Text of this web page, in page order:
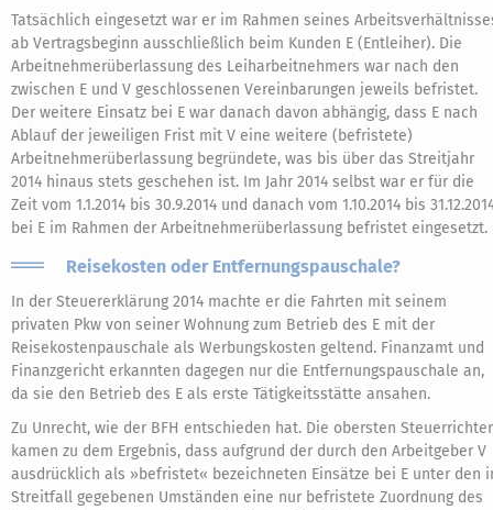
Tatsächlich eingesetzt war er im Rahmen seines
ab Vertragsbeginn ausschließlich beim Kunden E (Entleiher). Die
Arbeitnehmerüberlassung des Leiharbeitnehmers war nach den
zwischen E und V geschlossenen Vereinbarungen jeweils befristet.
Der weitere Einsatz bei E war danach davon abhängig, dass E nach
Ablauf der jeweiligen Frist mit V eine weitere (befristete)
Arbeitnehmerüberlassung begründete, was bis über das Streitjahr
2014 hinaus stets geschehen ist. Im Jahr 2014 selbst war er für die
Zeit vom 1.1.2014 bis 30.9.2014 und danach vom 1.10.2014 bis
bei E im Rahmen der Arbeitnehmerüberlassung befristet eingesetzt.
Reisekosten oder Entfernungspauschale?
In der Steuererklärung 2014 machte er die Fahrten mit seinem
privaten Pkw von seiner Wohnung zum Betrieb des E mit der
Reisekostenpauschale als Werbungskosten geltend. Finanzamt und
Finanzgericht erkannten dagegen nur die Entfernungspauschale an,
da sie den Betrieb des E als erste Tätigkeitsstätte ansahen.
Zu Unrecht, wie der BFH entschieden hat. Die obersten Steuerrichter
kamen zu dem Ergebnis, dass aufgrund der durch den Arbeitgeber V
ausdrücklich als »befristet« bezeichneten Einsätze bei E unter den
Streitfall gegebenen Umständen eine nur befristete Zuordnung des